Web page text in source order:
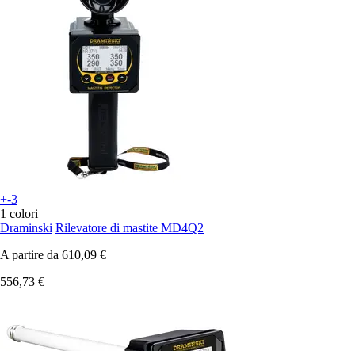
+-3
1 colori
Draminski Rilevatore di mastite MD4Q2
A partire da 610,09 €
556,73 €